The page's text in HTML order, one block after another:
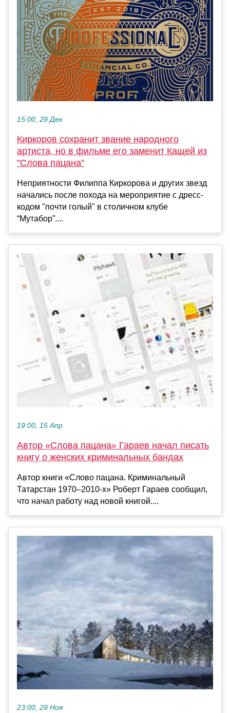
15:00, 29 Дек
Киркоров сохранит звание народного
артиста, но в фильме его заменит Кащей из
"Слова пацана"
Неприятности Филиппа Киркорова и других звезд
начались после похода на мероприятие с дресс-
кодом "почти голый" в столичном клубе
“Мутабор”....
19:00, 15 Апр
Автор «Слова пацана» Гараев начал писать
книгу о женских криминальных бандах
Автор книги «Слово пацана. Криминальный
Татарстан 1970–2010-х» Роберт Гараев сообщил,
что начал работу над новой книгой....
23:00, 29 Ноя